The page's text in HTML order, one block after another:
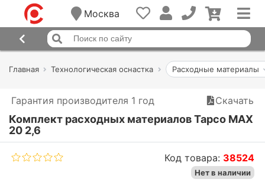
Москва
Главная Технологическая оснастка Расходные материалы
Гарантия производителя 1 год Скачать
Комплект расходных материалов Tapco MAX
20 2,6
Код товара: 38524
Нет в наличии